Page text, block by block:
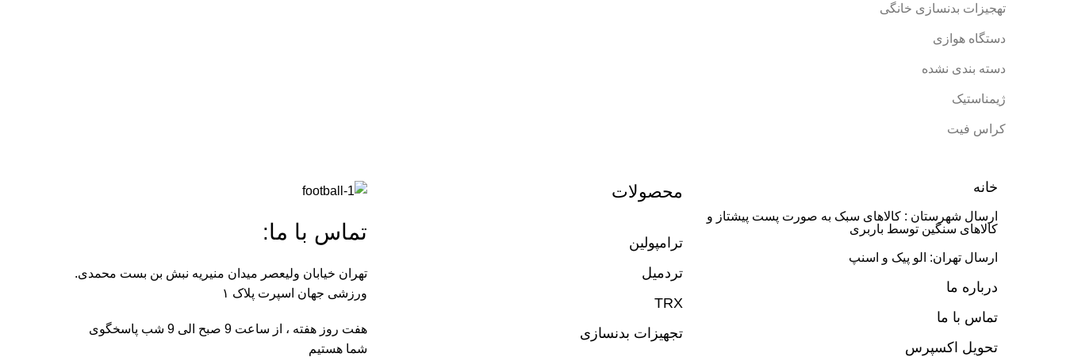
تهجیزات بدنسازی خانگی
دستگاه هوازی
دسته بندی نشده
ژیمناستیک
کراس فیت
خانه
ارسال شهرستان : کالاهای سبک به صورت پست پیشتاز و
کالاهای سنگین توسط باربری
ارسال تهران: الو پیک و اسنپ
درباره ما
تماس با ما
تحویل اکسپرس
محصولات
ترامپولین
تردمیل
TRX
تجهیزات بدنسازی
تماس با ما:
تهران خیابان ولیعصر میدان منیریه نبش بن بست محمدی.
ورزشی جهان اسپرت پلاک ۱
هفت روز هفته ، از ساعت 9 صبح الی 9 شب پاسخگوی
شما هستیم